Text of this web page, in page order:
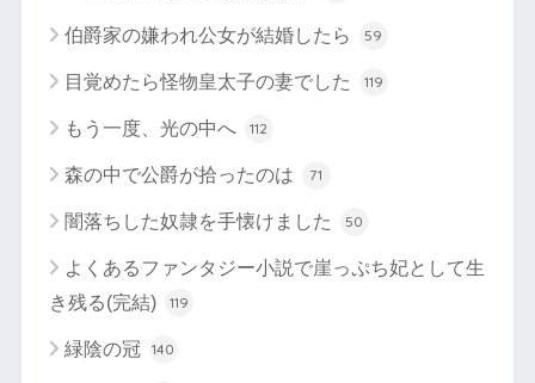
伯爵家の嫌われ公女が結婚したら 59
目覚めたら怪物皇太子の妻でした 119
もう一度、光の中へ 112
森の中で公爵が拾ったのは 71
闇落ちした奴隷を手懐けました 50
よくあるファンタジー小説で崖っぷち妃として生
き残る(完結)
119
緑陰の冠 140